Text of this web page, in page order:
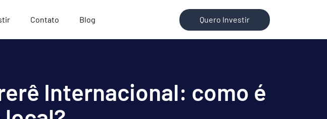
Contato Blog Quero Investir
Internacional: como é